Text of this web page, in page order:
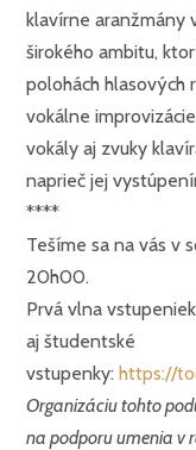
klavírne aranžmány
širokého ambitu,
polohách hlasových
vokálne
vokály aj zvuky
naprieč jej
****
Tešíme sa na vás v
20h00.
Prvá vlna
aj študentské
vstupenky: https://
Organizáciu tohto
na podporu umenia v